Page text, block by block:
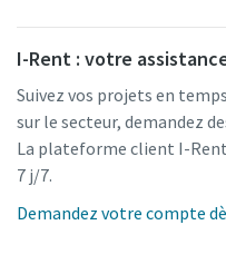
I-Rent : votre
Suivez vos projets en
sur le secteur, demandez
La plateforme client I-
7 j/7.
Demandez votre compte